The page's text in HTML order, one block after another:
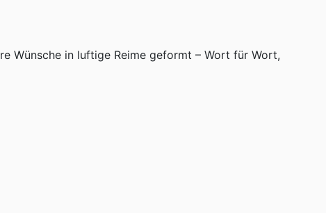
Wünsche in luftige Reime geformt – Wort für Wort,